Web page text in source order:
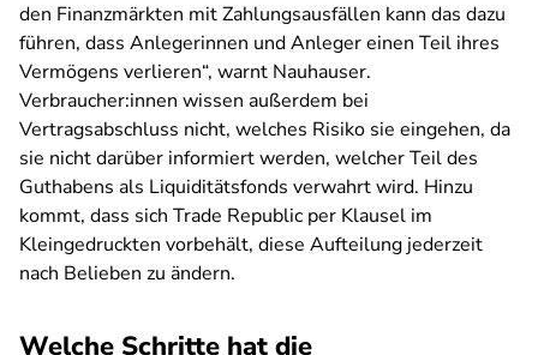
den Finanzmärkten mit Zahlungsausfällen kann das dazu
führen, dass Anlegerinnen und Anleger einen Teil ihres
Vermögens verlieren“, warnt Nauhauser.
Verbraucher:innen wissen außerdem bei
Vertragsabschluss nicht, welches Risiko sie eingehen, da
sie nicht darüber informiert werden, welcher Teil des
Guthabens als Liquiditätsfonds verwahrt wird. Hinzu
kommt, dass sich Trade Republic per Klausel im
Kleingedruckten vorbehält, diese Aufteilung jederzeit
nach Belieben zu ändern.
Welche Schritte hat die